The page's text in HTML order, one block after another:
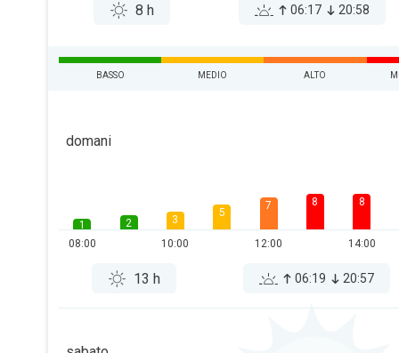
8 h 06:17 20:58
BASSO MEDIO ALTO
domani
1
08:00
2
3
10:00
5
7
12:00
8 8
14:00
13 h 06:19 20:57